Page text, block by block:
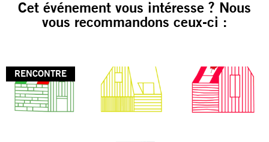
Cet événement vous intéresse ? Nous
vous recommandons ceux-ci :
RENCONTRE